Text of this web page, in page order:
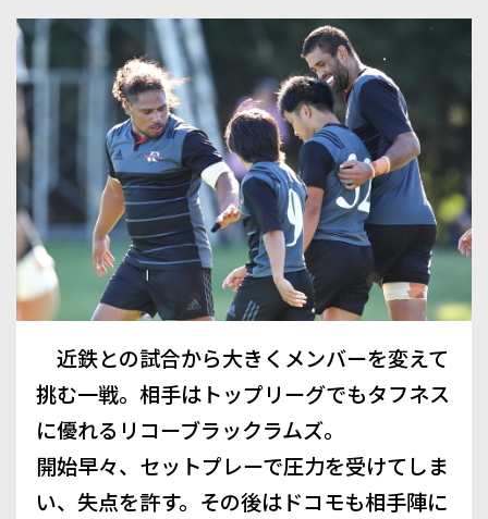
近鉄との試合から大きくメンバーを変えて
挑む一戦。相手はトップリーグでもタフネス
に優れるリコーブラックラムズ。
開始早々、セットプレーで圧力を受けてしま
い、失点を許す。その後はドコモも相手陣に